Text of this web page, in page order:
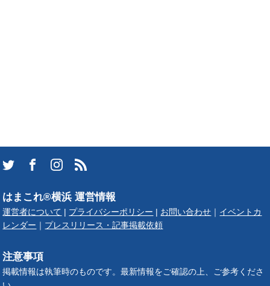
はまこれ®横浜 運営情報
運営者について プライバシーポリシー お問い合わせ
イベントカ
レンダー
プレスリリース・記事掲載依頼
注意事項
掲載情報は執筆時のものです。最新情報をご確認の上、ご参考くださ